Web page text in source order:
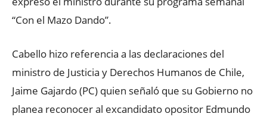
“Con el Mazo Dando”.
Cabello hizo referencia a las declaraciones del
ministro de Justicia y Derechos Humanos de Chile,
Jaime Gajardo (PC) quien señaló que su Gobierno no
planea reconocer al excandidato opositor Edmundo